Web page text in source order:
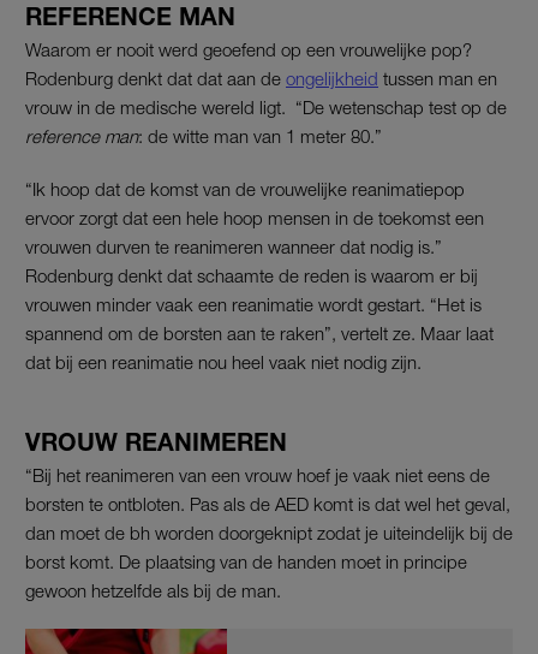
REFERENCE MAN
Waarom er nooit werd geoefend op een vrouwelijke pop?
Rodenburg denkt dat dat aan de ongelijkheid tussen man en
vrouw in de medische wereld ligt. “De wetenschap test op de
reference man: de witte man van 1 meter 80.”
“Ik hoop dat de komst van de vrouwelijke reanimatiepop
ervoor zorgt dat een hele hoop mensen in de toekomst een
vrouwen durven te reanimeren wanneer dat nodig is.”
Rodenburg denkt dat schaamte de reden is waarom er bij
vrouwen minder vaak een reanimatie wordt gestart. “Het is
spannend om de borsten aan te raken”, vertelt ze. Maar laat
dat bij een reanimatie nou heel vaak niet nodig zijn.
VROUW REANIMEREN
“Bij het reanimeren van een vrouw hoef je vaak niet eens de
borsten te ontbloten. Pas als de AED komt is dat wel het geval,
dan moet de bh worden doorgeknipt zodat je uiteindelijk bij de
borst komt. De plaatsing van de handen moet in principe
gewoon hetzelfde als bij de man.